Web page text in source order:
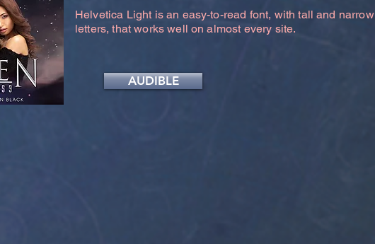
Helvetica Light is an easy-to-read font, with tall and narrow
letters, that works well on almost every site.
AUDIBLE